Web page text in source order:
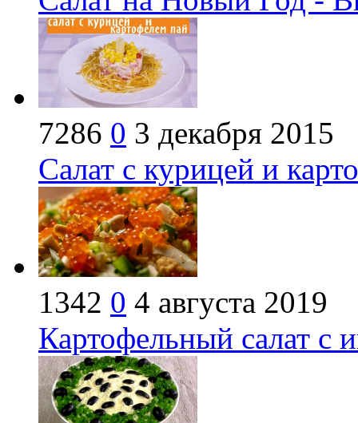
7286 0 3 декабря 2015
Салат с курицей и
1342 0 4 августа 2019
Картофельный салат с